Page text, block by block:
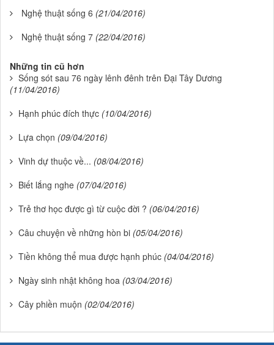
Nghệ thuật sống 6 (21/04/2016)
Nghệ thuật sống 7 (22/04/2016)
Những tin cũ hơn
Sống sót sau 76 ngày lênh đênh trên Đại Tây Dương
(11/04/2016)
Hạnh phúc đích thực (10/04/2016)
Lựa chọn (09/04/2016)
Vinh dự thuộc về... (08/04/2016)
Biết lắng nghe (07/04/2016)
Trẻ thơ học được gì từ cuộc đời ? (06/04/2016)
Câu chuyện về những hòn bi (05/04/2016)
Tiền không thể mua được hạnh phúc (04/04/2016)
Ngày sinh nhật không hoa (03/04/2016)
Cây phiền muộn (02/04/2016)